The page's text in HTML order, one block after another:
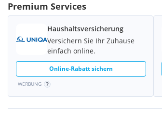
Premium Services
Haushaltsversicherung
Versichern Sie Ihr Zuhause
einfach online.
Online-Rabatt sichern
WERBUNG